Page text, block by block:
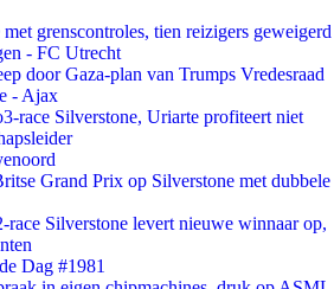
grenscontroles, tien reizigers geweigerd
- FC Utrecht
door Gaza-plan van Trumps Vredesraad
- Ajax
race Silverstone, Uriarte profiteert niet
Grand Prix op Silverstone met dubbele
race Silverstone levert nieuwe winnaar op,
Dag #1981